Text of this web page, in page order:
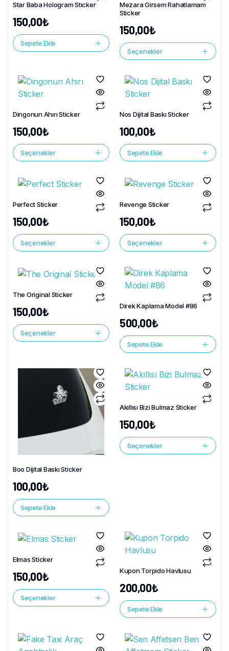
Star Baba Hologram Sticker
150,00₺
Sepete Ekle
Mezara Girsem Rahatlamam
Sticker
150,00₺
Seçenekler
Dingonun Ahırı Sticker
150,00₺
Seçenekler
Nos Dijital Baskı Sticker
100,00₺
Sepete Ekle
Perfect Sticker
150,00₺
Seçenekler
Revenge Sticker
150,00₺
Seçenekler
The Original Sticker
150,00₺
Seçenekler
Direk Kaplama Model #86
500,00₺
Sepete Ekle
Boo Dijital Baskı Sticker
100,00₺
Sepete Ekle
Akıllısı Bizi Bulmaz Sticker
150,00₺
Seçenekler
Elmas Sticker
150,00₺
Seçenekler
Kupon Torpido Havlusu
200,00₺
Sepete Ekle